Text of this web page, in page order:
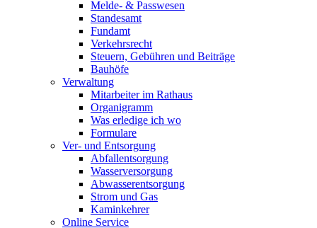
Melde- & Passwesen
Standesamt
Fundamt
Verkehrsrecht
Steuern, Gebühren und Beiträge
Bauhöfe
Verwaltung
Mitarbeiter im Rathaus
Organigramm
Was erledige ich wo
Formulare
Ver- und Entsorgung
Abfallentsorgung
Wasserversorgung
Abwasserentsorgung
Strom und Gas
Kaminkehrer
Online Service